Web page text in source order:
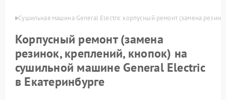
Сушильная машина General Electric корпусный ремонт (замена
Корпусный ремонт (замена
резинок, креплений, кнопок) на
сушильной машине General Electric
в Екатеринбурге